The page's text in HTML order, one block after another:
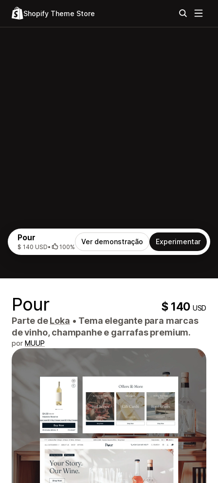
Shopify Theme Store
Pour
$ 140 USD• 100%
Ver demonstração Experimentar
Pour $ 140USD
Parte deLoka • Tema elegante para marcas
de vinho, champanhe e garrafas premium.
por MUUP